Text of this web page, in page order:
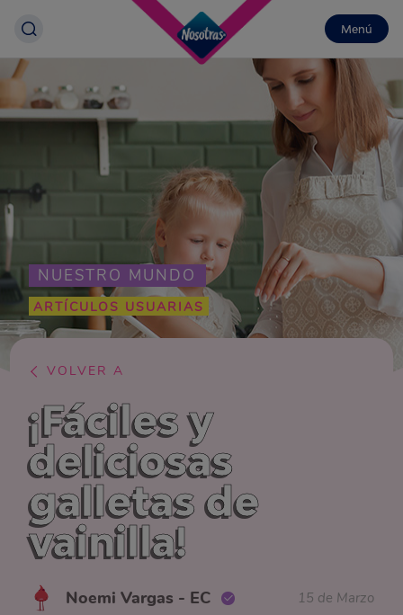
Menú
NUESTRO MUNDO
ARTÍCULOS USUARIAS
VOLVER A
¡Fáciles y
deliciosas
galletas de
vainilla!
Noemi Vargas - EC 15 de Marzo